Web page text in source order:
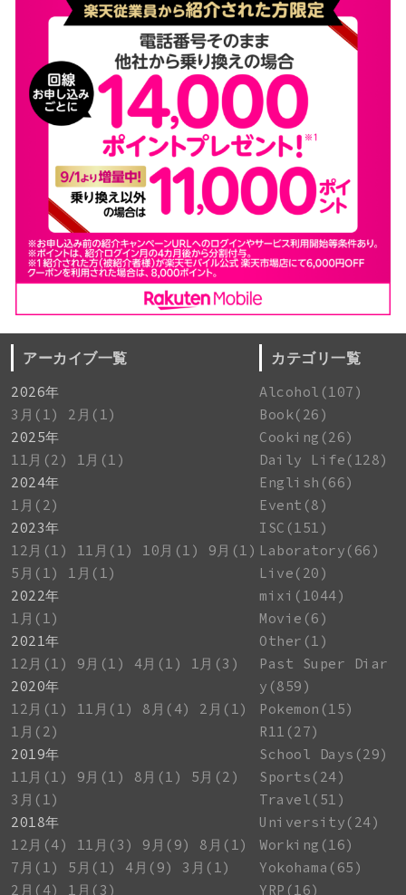
アーカイブ一覧
2026年
3月(1)
2月(1)
2025年
11月(2)
1月(1)
2024年
1月(2)
2023年
12月(1)
11月(1) 10月(1)
9月(1)
5月(1)
1月(1)
2022年
1月(1)
2021年
12月(1)
9月(1) 4月(1)
1月(3)
2020年
12月(1)
11月(1) 8月(4)
2月(1)
1月(2)
2019年
11月(1)
9月(1) 8月(1)
5月(2)
3月(1)
2018年
12月(4)
11月(3) 9月(9)
8月(1)
7月(1)
5月(1) 4月(9)
3月(1)
2月(4)
1月(3)
カテゴリ一覧
Alcohol(107)
Book(26)
Cooking(26)
Daily Life(128)
English(66)
Event(8)
ISC(151)
Laboratory(66)
Live(20)
mixi(1044)
Movie(6)
Other(1)
Past Super Diar
y(859)
Pokemon(15)
R11(27)
School Days(29)
Sports(24)
Travel(51)
University(24)
Working(16)
Yokohama(65)
YRP(16)